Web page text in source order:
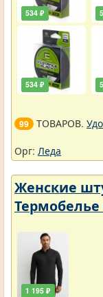
534 ₽
534 ₽
99 ТОВАРОВ.
Орг: Леда
Женские
Термобелье
1 195 ₽